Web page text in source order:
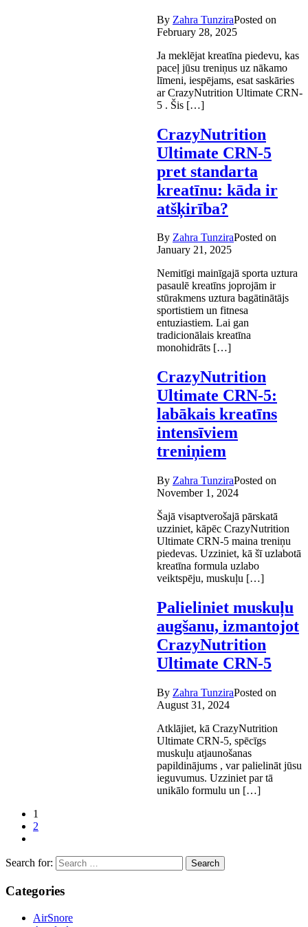
By Zahra TunziraPosted on
February 28, 2025
Ja meklējat kreatīna piedevu, kas
paceļ jūsu treniņus uz nākamo
līmeni, iespējams, esat saskāries
ar CrazyNutrition Ultimate CRN-
5 . Šis […]
CrazyNutrition
Ultimate CRN-5
pret standarta
kreatīnu: kāda ir
atšķirība?
By Zahra TunziraPosted on
January 21, 2025
Nemitīgi mainīgajā sporta uztura
pasaulē kreatīns joprojām ir
stūrakmens uztura bagātinātājs
sportistiem un fitnesa
entuziastiem. Lai gan
tradicionālais kreatīna
monohidrāts […]
CrazyNutrition
Ultimate CRN-5:
labākais kreatīns
intensīviem
treniņiem
By Zahra TunziraPosted on
November 1, 2024
Šajā visaptverošajā pārskatā
uzziniet, kāpēc CrazyNutrition
Ultimate CRN-5 maina treniņu
piedevas. Uzziniet, kā šī uzlabotā
kreatīna formula uzlabo
veiktspēju, muskuļu […]
Palieliniet muskuļu
augšanu, izmantojot
CrazyNutrition
Ultimate CRN-5
By Zahra TunziraPosted on
August 31, 2024
Atklājiet, kā CrazyNutrition
Ultimate CRN-5, spēcīgs
muskuļu atjaunošanas
papildinājums , var palielināt jūsu
ieguvumus. Uzziniet par tā
unikālo formulu un […]
1
2
Search for:
Categories
AirSnore